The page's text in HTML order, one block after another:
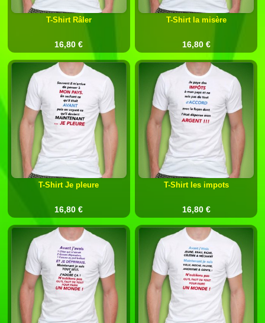
T-Shirt Râler
16,80 €
T-Shirt la misère
16,80 €
T-Shirt Je pleure
16,80 €
T-Shirt les impots
16,80 €